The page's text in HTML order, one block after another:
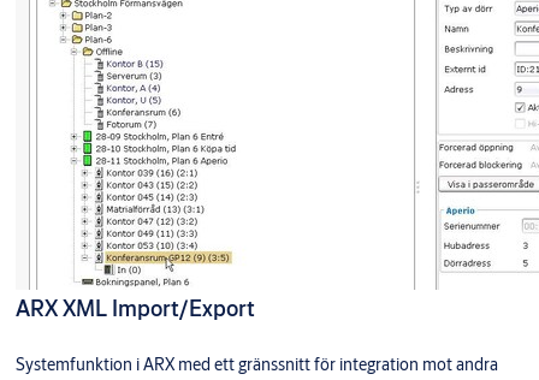
ARX XML Import/Export
Systemfunktion i ARX med ett gränssnitt för integration mot andra